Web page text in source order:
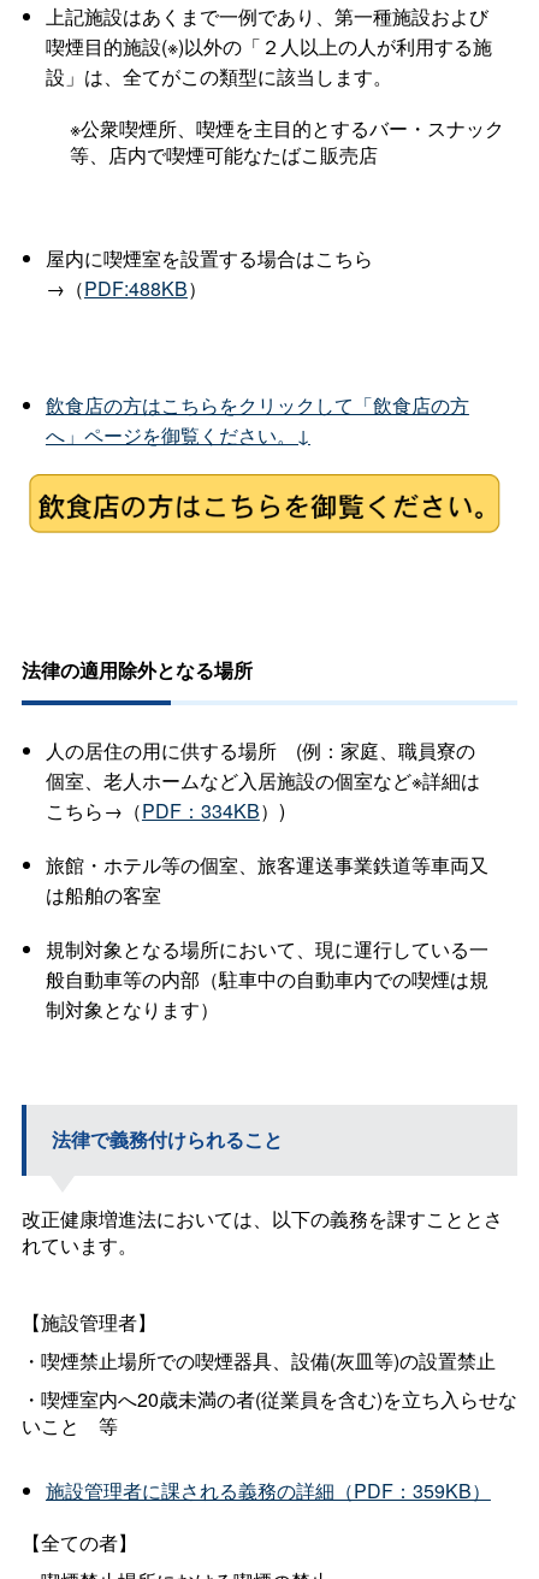
上記施設はあくまで一例であり、第一種施設および
喫煙目的施設(※)以外の「２人以上の人が利用する施
設」は、全てがこの類型に該当します。
※公衆喫煙所、喫煙を主目的とするバー・スナック
等、店内で喫煙可能なたばこ販売店
屋内に喫煙室を設置する場合はこちら
→（PDF:488KB）
飲食店の方はこちらをクリックして「飲食店の方
へ」ページを御覧ください。↓
法律の適用除外となる場所
人の居住の用に供する場所 (例：家庭、職員寮の
個室、老人ホームなど入居施設の個室など※詳細は
こちら→（PDF：334KB）)
旅館・ホテル等の個室、旅客運送事業鉄道等車両又
は船舶の客室
規制対象となる場所において、現に運行している一
般自動車等の内部（駐車中の自動車内での喫煙は規
制対象となります）
法律で義務付けられること
改正健康増進法においては、以下の義務を課すこととさ
れています。
【施設管理者】
・喫煙禁止場所での喫煙器具、設備(灰皿等)の設置禁止
・喫煙室内へ20歳未満の者(従業員を含む)を立ち入らせな
いこ と 等
施設管理者に課される義務の詳細（PDF：359KB）
【全ての者】